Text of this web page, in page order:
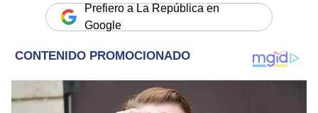
Prefiero a La República en
Google